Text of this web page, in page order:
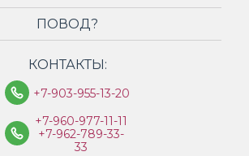
ПОВОД?
КОНТАКТЫ:
+7-903-955-13-20
+7-960-977-11-11
+7-962-789-33-
33